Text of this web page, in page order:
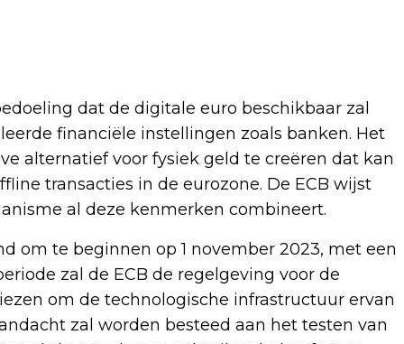
dat de digitale euro beschikbaar zal
financiële instellingen zoals banken. Het
alternatief voor fysiek geld te creëren dat kan
transacties in de eurozone. De ECB wijst
al deze kenmerken combineert.
om te beginnen op 1 november 2023, met een
zal de ECB de regelgeving voor de
om de technologische infrastructuur ervan
zal worden besteed aan het testen van